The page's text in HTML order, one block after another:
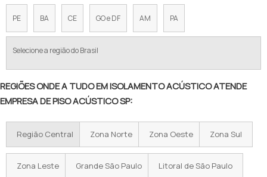
PE BA CE GO e DF AM PA
Selecione a região do Brasil
REGIÕES ONDE A TUDO EM ISOLAMENTO ACÚSTICO ATENDE
EMPRESA DE PISO ACÚSTICO SP:
Região Central Zona Norte Zona Oeste Zona Sul
Zona Leste Grande São Paulo Litoral de São Paulo